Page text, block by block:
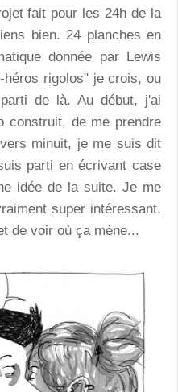
fait pour les 24h de la
bien. 24 planches en
donnée par Lewis
héros rigolos" je crois, ou
de là. Au début, j'ai
construit, de me prendre
minuit, je me suis dit
parti en écrivant case
idée de la suite. Je me
super intéressant.
de voir où ça mène...